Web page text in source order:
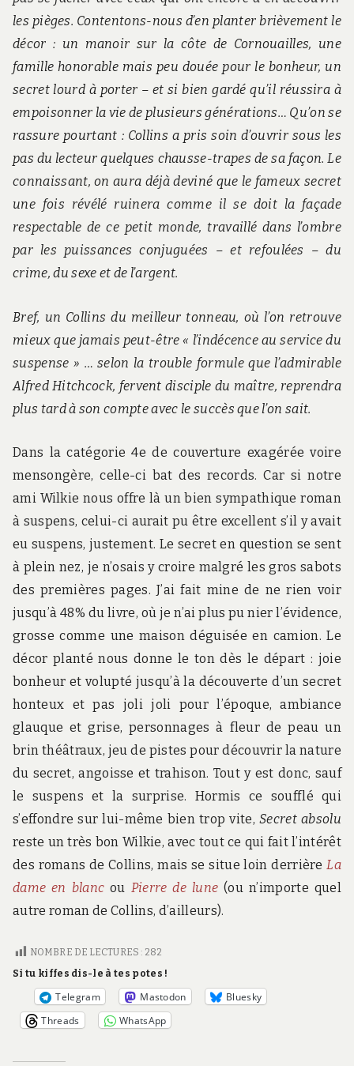
les pièges. Contentons-nous d’en planter brièvement le
décor : un manoir sur la côte de Cornouailles, une
famille honorable mais peu douée pour le bonheur, un
secret lourd à porter – et si bien gardé qu’il réussira à
empoisonner la vie de plusieurs générations… Qu’on se
rassure pourtant : Collins a pris soin d’ouvrir sous les
pas du lecteur quelques chausse-trapes de sa façon. Le
connaissant, on aura déjà deviné que le fameux secret
une fois révélé ruinera comme il se doit la façade
respectable de ce petit monde, travaillé dans l’ombre
par les puissances conjuguées – et refoulées – du
crime, du sexe et de l’argent.
Bref, un Collins du meilleur tonneau, où l’on retrouve
mieux que jamais peut-être « l’indécence au service du
suspense » … selon la trouble formule que l’admirable
Alfred Hitchcock, fervent disciple du maître, reprendra
plus tard à son compte avec le succès que l’on sait.
Dans la catégorie 4e de couverture exagérée voire
mensongère, celle-ci bat des records. Car si notre
ami Wilkie nous offre là un bien sympathique roman
à suspens, celui-ci aurait pu être excellent s’il y avait
eu suspens, justement. Le secret en question se sent
à plein nez, je n’osais y croire malgré les gros sabots
des premières pages. J’ai fait mine de ne rien voir
jusqu’à 48% du livre, où je n’ai plus pu nier l’évidence,
grosse comme une maison déguisée en camion. Le
décor planté nous donne le ton dès le départ : joie
bonheur et volupté jusqu’à la découverte d’un secret
honteux et pas joli joli pour l’époque, ambiance
glauque et grise, personnages à fleur de peau un
brin théâtraux, jeu de pistes pour découvrir la nature
du secret, angoisse et trahison. Tout y est donc, sauf
le suspens et la surprise. Hormis ce soufflé qui
s’effondre sur lui-même bien trop vite,Secret absolu
reste un très bon Wilkie, avec tout ce qui fait l’intérêt
des romans de Collins, mais se situe loin derrièreLa
dame en blanc ou Pierre de lune (ou n’importe quel
autre roman de Collins, d’ailleurs).
NOMBRE DE LECTURES : 282
Si tu kiffes dis-le à tes potes !
Telegram Mastodon
Bluesky
Threads
WhatsApp